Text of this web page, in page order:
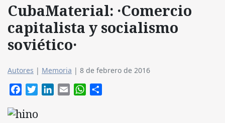
CubaMaterial: ·Comercio
capitalista y socialismo
soviético·
Autores | Memoria | 8 de febrero de 2016
FacebookTwitterLinkedIn
Email WhatsApp